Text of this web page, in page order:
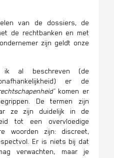
van de dossiers, de
de rechtbanken en met
zijn geldt onze
ik al beschreven (de
er de
komen er
De termen zijn
ze zijn duidelijk in de
tot een overvloedige
woorden zijn: discreet,
Er is niets bij dat
verwachten, maar je